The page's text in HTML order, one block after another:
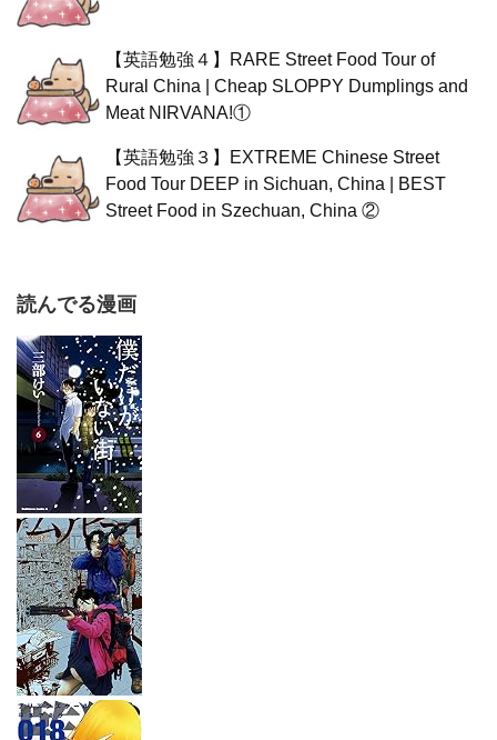
【英語勉強４】RARE Street Food Tour of
Rural China | Cheap SLOPPY Dumplings and
Meat NIRVANA!①
【英語勉強３】EXTREME Chinese Street
Food Tour DEEP in Sichuan, China | BEST
Street Food in Szechuan, China ②
読んでる漫画